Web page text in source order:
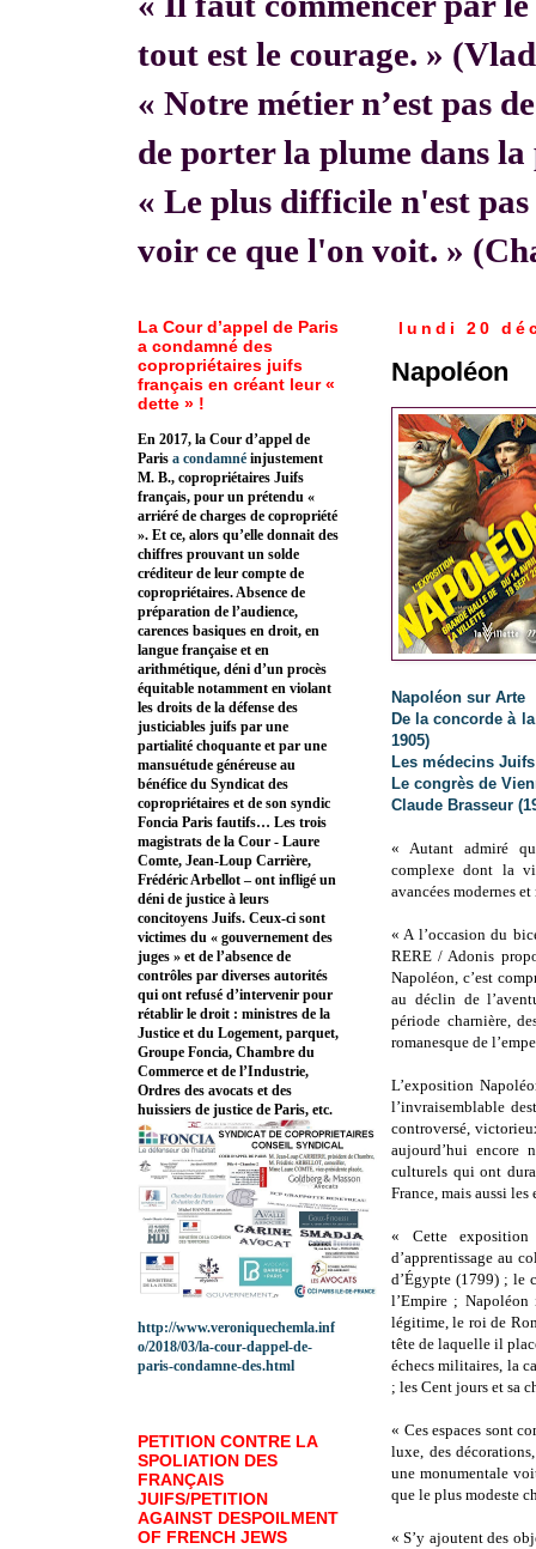
tout est le courage. »
« Notre métier n’est pas
de porter la plume dans
« Le plus difficile n'est
voir ce que l'on voit. »
lundi 20
Napoléon
Napoléon sur Arte
De la concorde à
1905)
Les médecins
Le congrès de
Claude Brasseur
« Autant admiré
complexe dont la
avancées modernes
« A l’occasion du
RERE / Adonis
Napoléon, c’est
au déclin de
période charnière,
romanesque de
L’exposition
l’invraisemblable
controversé,
aujourd’hui encore
culturels qui ont
France, mais aussi les
« Cette exposition
d’apprentissage au
d’Égypte (1799) ; le
l’Empire ; Napoléon
légitime, le roi de
tête de laquelle il
échecs militaires, la
; les Cent jours et sa
« Ces espaces sont
luxe, des
une monumentale
que le plus modeste
« S’y ajoutent des
La Cour d’appel de Paris
a condamné des
copropriétaires juifs
français en créant leur «
dette » !
En 2017, la Cour d’appel de
Paris a condamné injustement
M. B., copropriétaires Juifs
français, pour un prétendu «
arriéré de charges de copropriété
». Et ce, alors qu’elle donnait des
chiffres prouvant un solde
créditeur de leur compte de
copropriétaires. Absence de
préparation de l’audience,
carences basiques en droit, en
langue française et en
arithmétique, déni d’un procès
équitable notamment en violant
les droits de la défense des
justiciables juifs par une
partialité choquante et par une
mansuétude généreuse au
bénéfice du Syndicat des
copropriétaires et de son syndic
Foncia Paris fautifs… Les trois
magistrats de la Cour - Laure
Comte, Jean-Loup Carrière,
Frédéric Arbellot – ont infligé un
déni de justice à leurs
concitoyens Juifs. Ceux-ci sont
victimes du « gouvernement des
juges » et de l’absence de
contrôles par diverses autorités
qui ont refusé d’intervenir pour
rétablir le droit : ministres de la
Justice et du Logement, parquet,
Groupe Foncia, Chambre du
Commerce et de l’Industrie,
Ordres des avocats et des
huissiers de justice de Paris, etc.
http://www.veroniquechemla.inf
o/2018/03/la-cour-dappel-de-
paris-condamne-des.html
PETITION CONTRE LA
SPOLIATION DES
FRANÇAIS
JUIFS/PETITION
AGAINST DESPOILMENT
OF FRENCH JEWS